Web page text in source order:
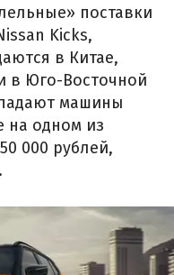
поставки
Kicks,
в Китае,
в Юго-Восточной
машины
на одном из
000 рублей,